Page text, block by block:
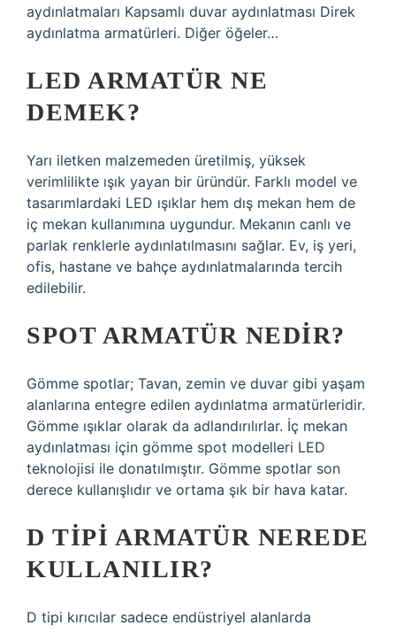
aydınlatmaları Kapsamlı duvar aydınlatması Direk
aydınlatma armatürleri. Diğer öğeler…
LED ARMATÜR NE
DEMEK?
Yarı iletken malzemeden üretilmiş, yüksek
verimlilikte ışık yayan bir üründür. Farklı model ve
tasarımlardaki LED ışıklar hem dış mekan hem de
iç mekan kullanımına uygundur. Mekanın canlı ve
parlak renklerle aydınlatılmasını sağlar. Ev, iş yeri,
ofis, hastane ve bahçe aydınlatmalarında tercih
edilebilir.
SPOT ARMATÜR NEDIR?
Gömme spotlar; Tavan, zemin ve duvar gibi yaşam
alanlarına entegre edilen aydınlatma armatürleridir.
Gömme ışıklar olarak da adlandırılırlar. İç mekan
aydınlatması için gömme spot modelleri LED
teknolojisi ile donatılmıştır. Gömme spotlar son
derece kullanışlıdır ve ortama şık bir hava katar.
D TIPI ARMATÜR NEREDE
KULLANILIR?
D tipi kırıcılar sadece endüstriyel alanlarda